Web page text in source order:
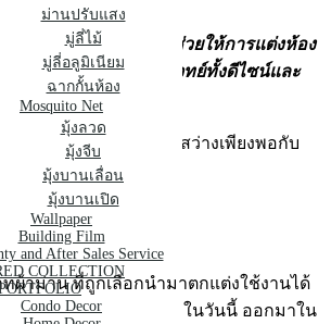
ม่านปรับแสง
มู่ลี่ไม้
มู่ลี่อลูมิเนียม
ฉากกั้นห้อง
Mosquito Net
มุ้งลวด
มุ้งจีบ
มุ้งบานเลื่อน
มุ้งบานเปิด
Wallpaper
Building Film
and After Sales Service
COLLECTION
Condo Decor
ยๆ มู่ลี่ไม้ จะเป็นอีกตัวช่วยให้การแต่งห้อง
งศ์สว่าง ดูลงตัว ตอบโจทย์ทั้งดีไซน์และ
สไตล์มินิมอล
ทผ้าม่าน ที่ถูกเลือกนำมาตกแต่งใช้งานได้
การตกแต่งห้องแต่งตัวในวันนี้ ออกมาใน